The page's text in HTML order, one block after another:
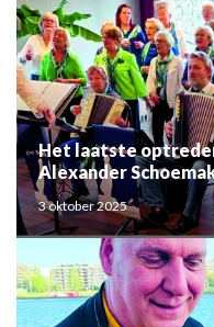
Het laatste
Alexander
3 oktober 2025